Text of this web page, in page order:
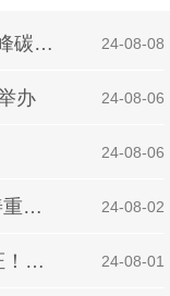
锚定减排目标 构筑制度体系 碳达峰碳中和工作迈入新阶段 | 24-08-08
办 | 24-08-06
| 24-08-06
北京：深化北京碳市场建设，完善重点行业企业碳排放核算方法及配额管理政策 | 24-08-02
潍坊港有望10月底取得碳中和认证！全国首个零碳港口的山东路径 | 24-08-01